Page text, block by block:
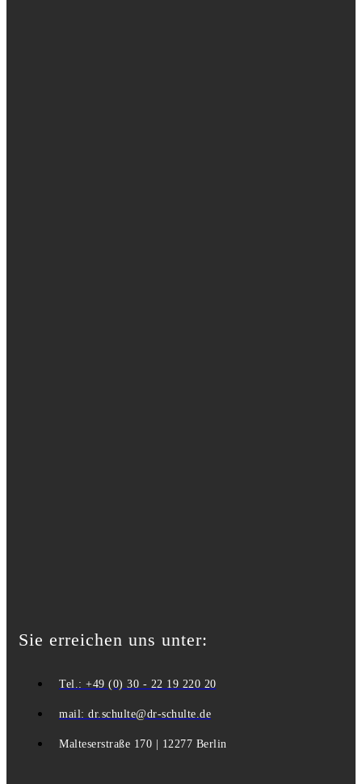
Sie erreichen uns unter:
Tel.: +49 (0) 30 - 22 19 220 20
mail: dr.schulte@dr-schulte.de
Malteserstraße 170 | 12277 Berlin